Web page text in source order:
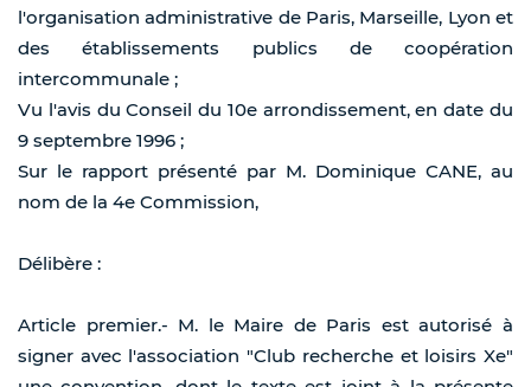
l'organisation administrative de Paris, Marseille, Lyon et
des établissements publics de coopération
intercommunale ;
Vu l'avis du Conseil du 10e arrondissement, en date du
9 septembre 1996 ;
Sur le rapport présenté par M. Dominique CANE, au
nom de la 4e Commission,
Délibère :
Article premier.- M. le Maire de Paris est autorisé à
signer avec l'association "Club recherche et loisirs Xe"